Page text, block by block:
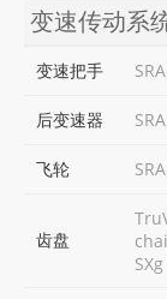
变速传动系
变速把手
后变速器
飞轮
齿盘